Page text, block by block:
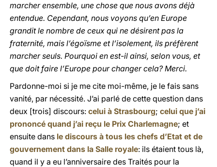
marcher ensemble, une chose que nous avons déjà
entendue. Cependant, nous voyons qu’en Europe
grandit le nombre de ceux qui ne désirent pas la
fraternité, mais l’égoïsme et l’isolement, ils préfèrent
marcher seuls. Pourquoi en est-il ainsi, selon vous, et
que doit faire l’Europe pour changer cela? Merci.
Pardonne-moi si je me cite moi-même, je le fais sans
vanité, par nécessité. J’ai parlé de cette question dans
deux [trois] discours: celui à Strasbourg; celui que j’ai
prononcé quand j’ai reçu le Prix Charlemagne; et
ensuite dans le discours à tous les chefs d’Etat et de
gouvernement dans la Salle royale: ils étaient tous là,
quand il y a eu l’anniversaire des Traités pour la